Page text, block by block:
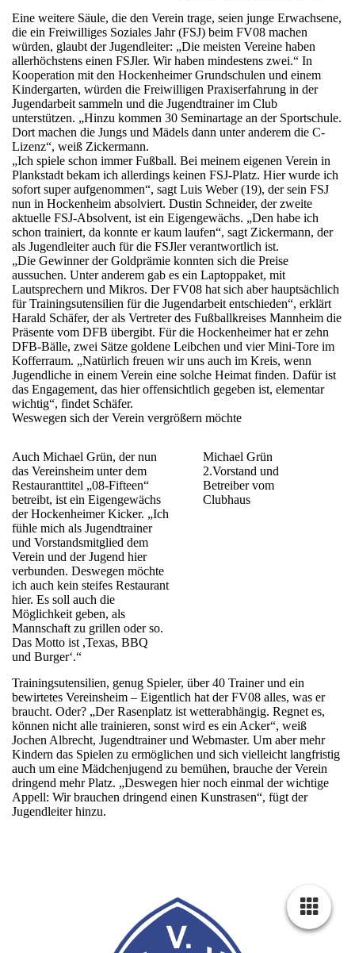
Eine weitere Säule, die den Verein trage, seien junge Erwachsene,
die ein Freiwilliges Soziales Jahr (FSJ) beim FV08 machen
würden, glaubt der Jugendleiter: „Die meisten Vereine haben
allerhöchstens einen FSJler. Wir haben mindestens zwei.“ In
Kooperation mit den Hockenheimer Grundschulen und einem
Kindergarten, würden die Freiwilligen Praxiserfahrung in der
Jugendarbeit sammeln und die Jugendtrainer im Club
unterstützen. „Hinzu kommen 30 Seminartage an der Sportschule.
Dort machen die Jungs und Mädels dann unter anderem die C-
Lizenz“, weiß Zickermann.
„Ich spiele schon immer Fußball. Bei meinem eigenen Verein in
Plankstadt bekam ich allerdings keinen FSJ-Platz. Hier wurde ich
sofort super aufgenommen“, sagt Luis Weber (19), der sein FSJ
nun in Hockenheim absolviert. Dustin Schneider, der zweite
aktuelle FSJ-Absolvent, ist ein Eigengewächs. „Den habe ich
schon trainiert, da konnte er kaum laufen“, sagt Zickermann, der
als Jugendleiter auch für die FSJler verantwortlich ist.
„Die Gewinner der Goldprämie konnten sich die Preise
aussuchen. Unter anderem gab es ein Laptoppaket, mit
Lautsprechern und Mikros. Der FV08 hat sich aber hauptsächlich
für Trainingsutensilien für die Jugendarbeit entschieden“, erklärt
Harald Schäfer, der als Vertreter des Fußballkreises Mannheim die
Präsente vom DFB übergibt. Für die Hockenheimer hat er zehn
DFB-Bälle, zwei Sätze goldene Leibchen und vier Mini-Tore im
Kofferraum. „Natürlich freuen wir uns auch im Kreis, wenn
Jugendliche in einem Verein eine solche Heimat finden. Dafür ist
das Engagement, das hier offensichtlich gegeben ist, elementar
wichtig“, findet Schäfer.
Weswegen sich der Verein vergrößern möchte
Auch Michael Grün, der nun
das Vereinsheim unter dem
Restauranttitel „08-Fifteen“
betreibt, ist ein Eigengewächs
der Hockenheimer Kicker. „Ich
fühle mich als Jugendtrainer
und Vorstandsmitglied dem
Verein und der Jugend hier
verbunden. Deswegen möchte
ich auch kein steifes Restaurant
hier. Es soll auch die
Möglichkeit geben, als
Mannschaft zu grillen oder so.
Das Motto ist ,Texas, BBQ
und Burger‘.“
Michael Grün
2.Vorstand und
Betreiber vom
Clubhaus
Trainingsutensilien, genug Spieler, über 40 Trainer und ein
bewirtetes Vereinsheim – Eigentlich hat der FV08 alles, was er
braucht. Oder? „Der Rasenplatz ist wetterabhängig. Regnet es,
können nicht alle trainieren, sonst wird es ein Acker“, weiß
Jochen Albrecht, Jugendtrainer und Webmaster. Um aber mehr
Kindern das Spielen zu ermöglichen und sich vielleicht langfristig
auch um eine Mädchenjugend zu bemühen, brauche der Verein
dringend mehr Platz. „Deswegen hier noch einmal der wichtige
Appell: Wir brauchen dringend einen Kunstrasen“, fügt der
Jugendleiter hinzu.